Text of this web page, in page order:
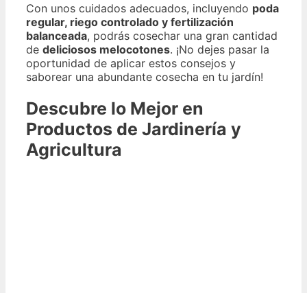
Con unos cuidados adecuados, incluyendo poda
regular, riego controlado y fertilización
balanceada, podrás cosechar una gran cantidad
de deliciosos melocotones. ¡No dejes pasar la
oportunidad de aplicar estos consejos y
saborear una abundante cosecha en tu jardín!
Descubre lo Mejor en
Productos de Jardinería y
Agricultura